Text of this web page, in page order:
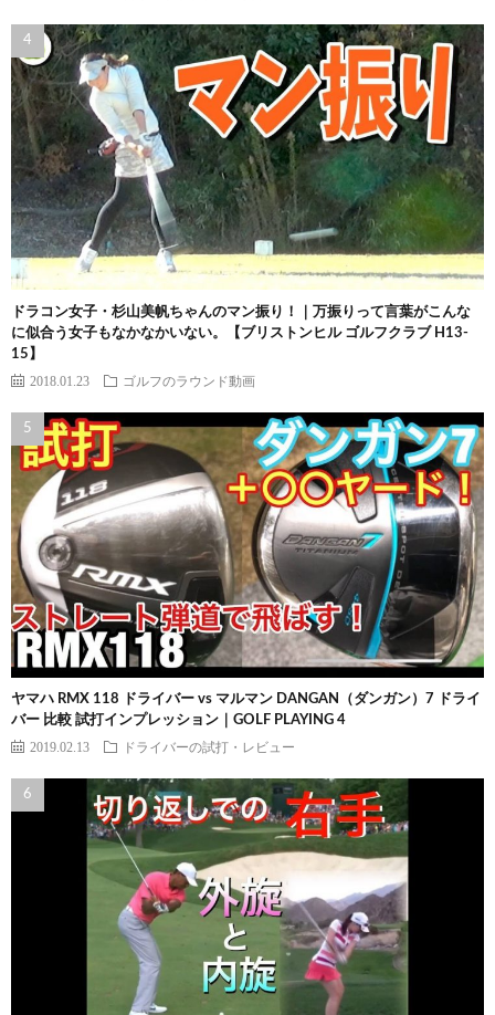
ドラコン女子・杉山美帆ちゃんのマン振り！｜万振りって言葉がこんな
に似合う女子もなかなかいない。【ブリストンヒル ゴルフクラブ H13-
15】
2018.01.23 ゴルフのラウンド動画
ヤマハ RMX 118 ドライバー vs マルマン DANGAN（ダンガン）7 ドライ
バー 比較 試打インプレッション｜GOLF PLAYING 4
2019.02.13 ドライバーの試打・レビュー